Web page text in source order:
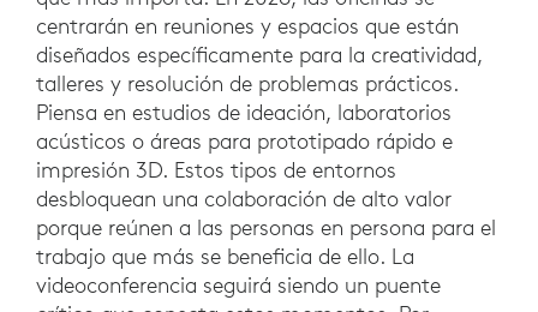
centrarán en reuniones y espacios que están
diseñados específicamente para la creatividad,
talleres y resolución de problemas prácticos.
Piensa en estudios de ideación, laboratorios
acústicos o áreas para prototipado rápido e
impresión 3D. Estos tipos de entornos
desbloquean una colaboración de alto valor
porque reúnen a las personas en persona para el
trabajo que más se beneficia de ello. La
videoconferencia seguirá siendo un puente